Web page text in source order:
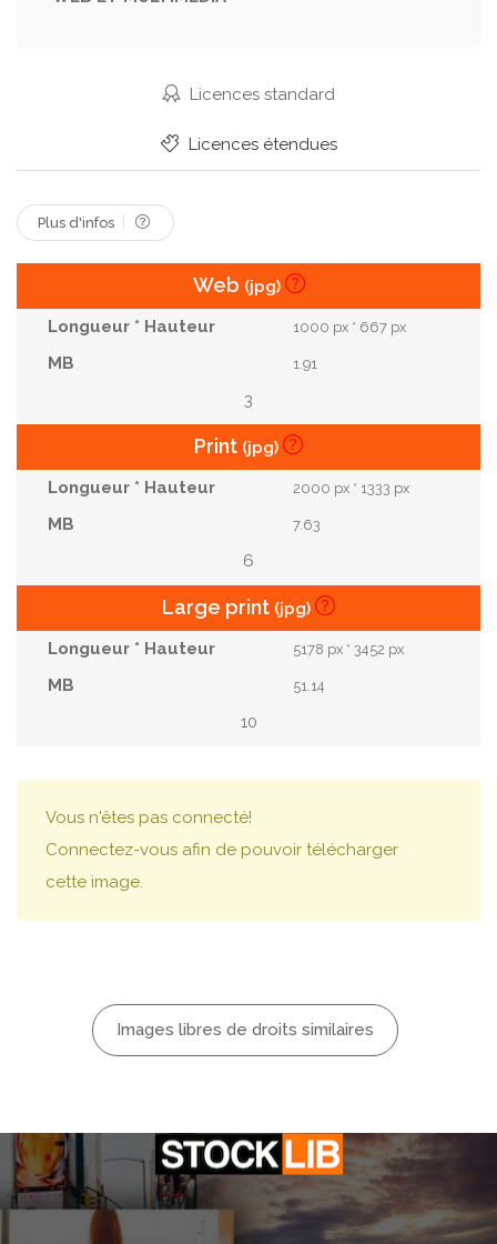
Bouton Directeur
Cravate Étudiant
Travail D'équipe
Licences standard
Licences étendues
Plus d'infos
Web (jpg)
1000 px * 667 px
1.91
3
Print (jpg)
2000 px * 1333 px
7.63
6
Large print (jpg)
5178 px * 3452 px
51.14
10
Vous n'êtes pas connecté!
Connectez-vous afin de pouvoir télécharger
cette image.
Images libres de droits similaires